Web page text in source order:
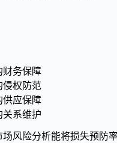
财务保障
侵权防范
供应保障
系维护
风险分析能将损失预防